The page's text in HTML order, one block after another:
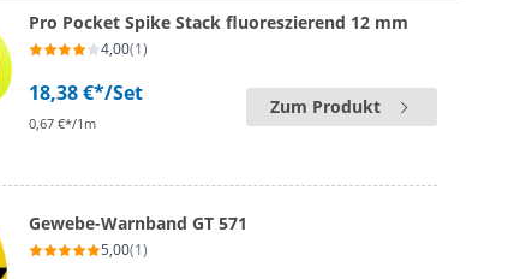
Pro Pocket Spike Stack fluoreszierend 12 mm
4,00(1)
18,38 €*/Set
0,67 €*/1m
Zum Produkt
Gewebe-Warnband GT 571
5,00(1)